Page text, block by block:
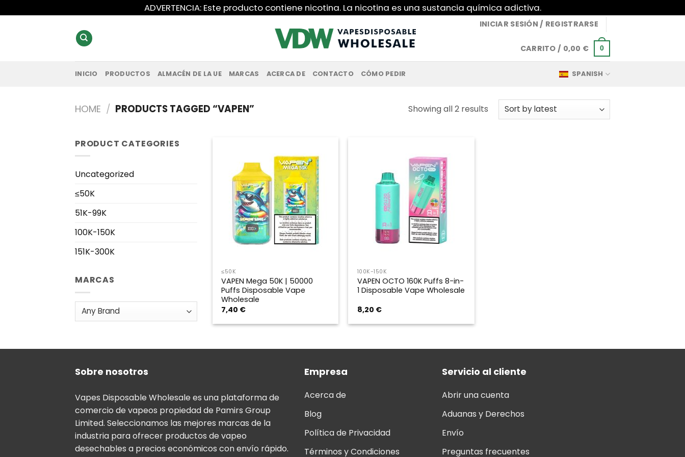
al
ADVERTENCIA: Este producto contiene nicotina. La nicotina es una sustancia química adictiva.
INICIAR SESIÓN / REGISTRARSE
CARRITO / 0,00 € 0
INICIO PRODUCTOS ALMACÉN DE LA UE MARCAS ACERCA DE CONTACTO CÓMO PEDIR SPANISH
HOME / PRODUCTS TAGGED “VAPEN” Showing all 2 resultsSorted
PRODUCT CATEGORIES
Uncategorized
≤50K
51K-99K
100K-150K
151K-300K
MARCAS
≤50K
VAPEN Mega 50K | 50000
Puffs Disposable Vape
Wholesale
7,40 €
100K-150K
VAPEN OCTO 160K Puffs 8-in-
1 Disposable Vape Wholesale
8,20 €
Sobre nosotros
Vapes Disposable Wholesale es una plataforma de
comercio de vapeos propiedad de Pamirs Group
Limited. Seleccionamos las mejores marcas de la
industria para ofrecer productos de vapeo
desechables a precios económicos con envío rápido.
Empresa
Acerca de
Blog
Política de Privacidad
Términos y Condiciones
Servicio al cliente
Abrir una cuenta
Aduanas y Derechos
Envío
Preguntas frecuentes